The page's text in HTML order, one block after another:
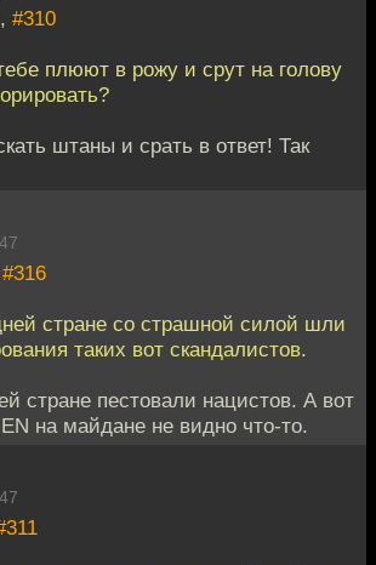
#310
плюют в рожу и срут на голову
штаны и срать в ответ! Так
#316
стране со страшной силой шли
таких вот скандалистов.
стране пестовали нацистов. А вот
на майдане не видно что-то.